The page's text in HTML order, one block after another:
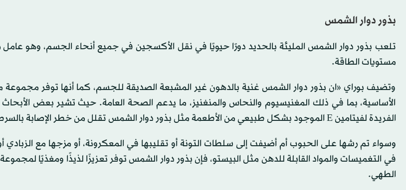
بذور دوار الشمس
تلعب بذور دوار الشمس المليئة بالحديد دورًا حيويًا في نقل الأكسجين في جميع أنحاء الجسم، وهو
مستويات الطاقة.
وتضيف بوراي «ان بذور دوار الشمس غنية بالدهون غير المشبعة الصديقة للجسم، كما أنها توفر مجموعة
الأساسية، بما في ذلك المغنيسيوم والنحاس والمنغنيز، ما يدعم الصحة العامة. حيث تشير بعض الأبحاث
الفريدة لفيتامين E الموجود بشكل طبيعي من الأطعمة مثل بذور دوار الشمس تقلل من خطر الإصابة بالسرطان».
وسواء تم رشها على الحبوب أم أضيفت إلى سلطات التونة أو تقليبها في المعكرونة، أو مزجها مع الزبادي
في التغميسات والمواد القابلة للدهن مثل البيستو، فإن بذور دوار الشمس توفر تعزيزًا لذيذًا ومغذيًا
الطهي.